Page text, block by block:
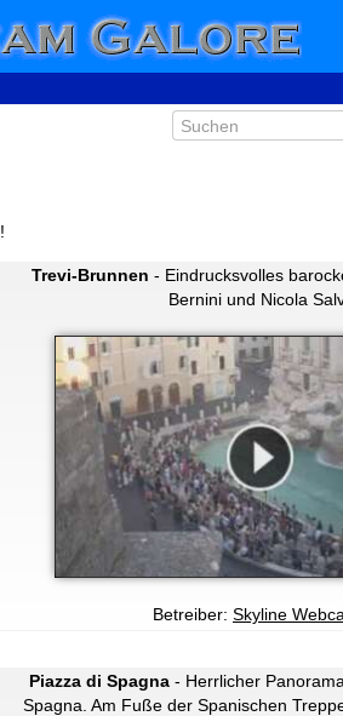
!
Trevi-Brunnen - Eindrucksvolles
Bernini und Nicola
Betreiber: Skyline
Piazza di Spagna- Herrlicher
Spagna. Am Fuße der Spanischen